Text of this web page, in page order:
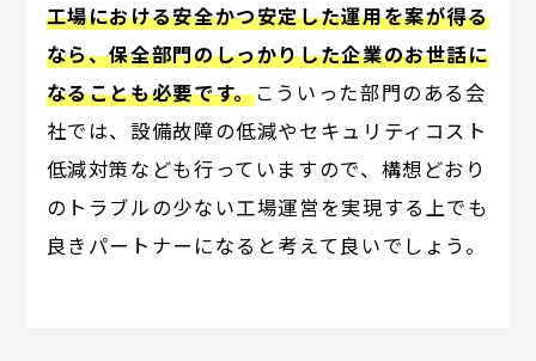
工場における安全かつ安定した運用を案が得る
なら、保全部門のしっかりした企業のお世話に
なることも必要です。こういった部門のある会
社では、設備故障の低減やセキュリティコスト
低減対策なども行っていますので、構想どおり
のトラブルの少ない工場運営を実現する上でも
良きパートナーになると考えて良いでしょう。